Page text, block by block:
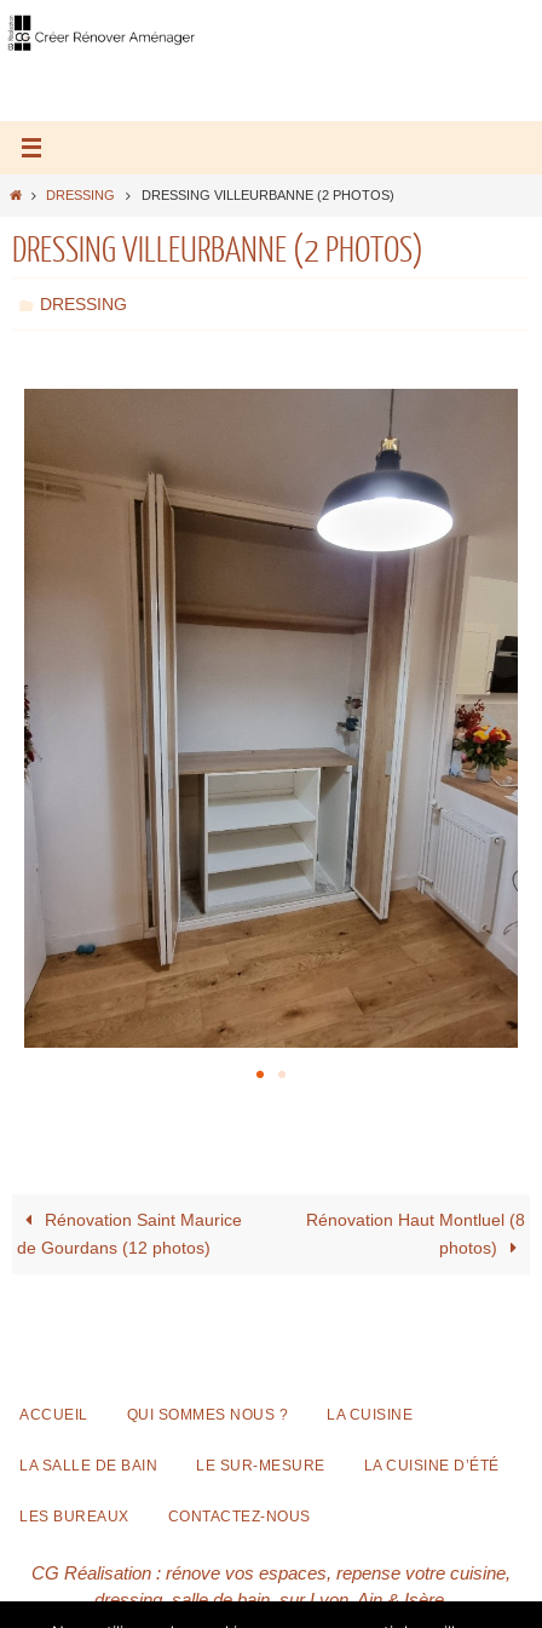
DRESSING DRESSING VILLEURBANNE (2 PHOTOS)
DRESSING VILLEURBANNE (2 PHOTOS)
DRESSING
Rénovation Saint Maurice
de Gourdans (12 photos)
Rénovation Haut Montluel (8
photos)
ACCUEIL QUI SOMMES NOUS ? LA CUISINE
LA SALLE DE BAIN LE SUR-MESURE LA CUISINE D’ÉTÉ
LES BUREAUX CONTACTEZ-NOUS
CG Réalisation : rénove vos espaces, repense votre cuisine,
dressing, salle de bain, sur Lyon, Ain & Isère.